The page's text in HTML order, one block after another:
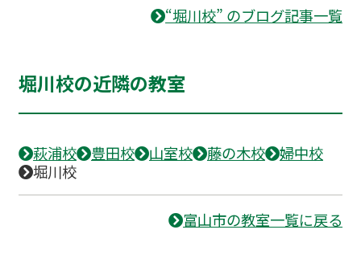
“堀川校” のブログ記事一覧
堀川校の近隣の教室
萩浦校 豊田校 山室校 藤の木校
婦中校
堀川校
富山市の教室一覧に戻る